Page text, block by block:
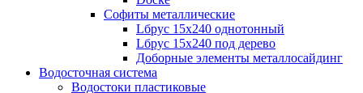
Софиты металлические
Lбрус 15x240 однотонный
Lбрус 15x240 под дерево
Доборные элементы металлосайдинг
Водосточная система
Водостоки пластиковые